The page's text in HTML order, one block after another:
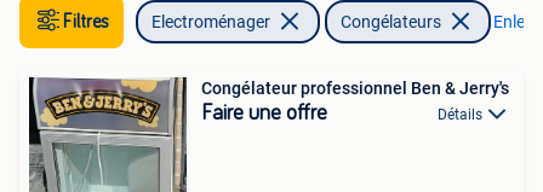
Filtres Electroménager Congélateurs
Congélateur professionnel Ben & Jerry's
Faire une offre Détails